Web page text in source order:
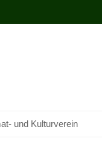
und Kulturverein